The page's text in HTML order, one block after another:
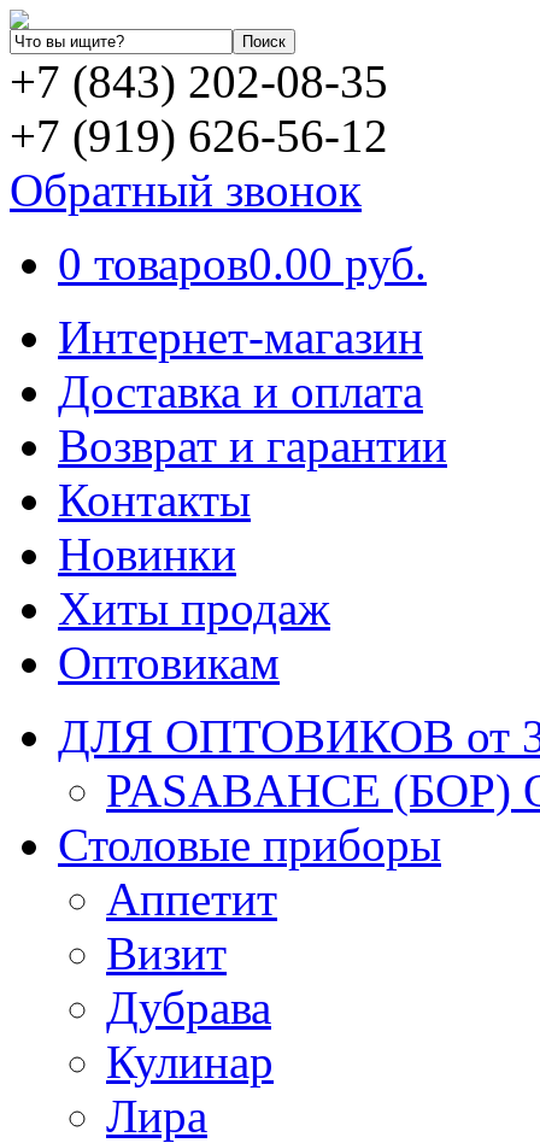
+7 (843) 202-08-35
+7 (919) 626-56-12
Обратный звонок
0 товаров0.00 руб.
Интернет-магазин
Доставка и оплата
Возврат и гарантии
Контакты
Новинки
Хиты продаж
Оптовикам
ДЛЯ ОПТОВИКОВ от
PASABAHCE (БОР)
Столовые приборы
Аппетит
Визит
Дубрава
Кулинар
Лира